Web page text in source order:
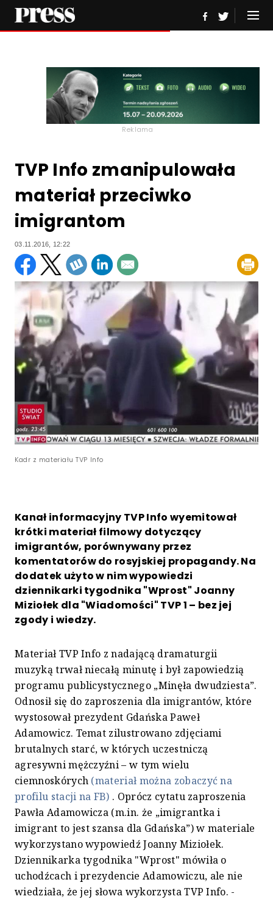
Reklama
TVP Info zmanipulowała
materiał przeciwko
imigrantom
03.11.2016, 12:22
Kadr z materiału TVP Info
Kanał informacyjny TVP Info wyemitował
krótki materiał filmowy dotyczący
imigrantów, porównywany przez
komentatorów do rosyjskiej propagandy. Na
dodatek użyto w nim wypowiedzi
dziennikarki tygodnika "Wprost" Joanny
Miziołek dla "Wiadomości" TVP 1 – bez jej
zgody i wiedzy.
Materiał TVP Info z nadającą dramaturgii
muzyką trwał niecałą minutę i był zapowiedzią
programu publicystycznego „Minęła dwudziesta”.
Odnosił się do zaproszenia dla imigrantów, które
wystosował prezydent Gdańska Paweł
Adamowicz. Temat zilustrowano zdjęciami
brutalnych starć, w których uczestniczą
agresywni mężczyźni – w tym wielu
ciemnoskórych (materiał można zobaczyć na
profilu stacji na FB) . Oprócz cytatu zaproszenia
Pawła Adamowicza (m.in. że „imigrantka i
imigrant to jest szansa dla Gdańska”) w materiale
wykorzystano wypowiedź Joanny Miziołek.
Dziennikarka tygodnika "Wprost" mówiła o
uchodźcach i prezydencie Adamowiczu, ale nie
wiedziała, że jej słowa wykorzysta TVP Info. -